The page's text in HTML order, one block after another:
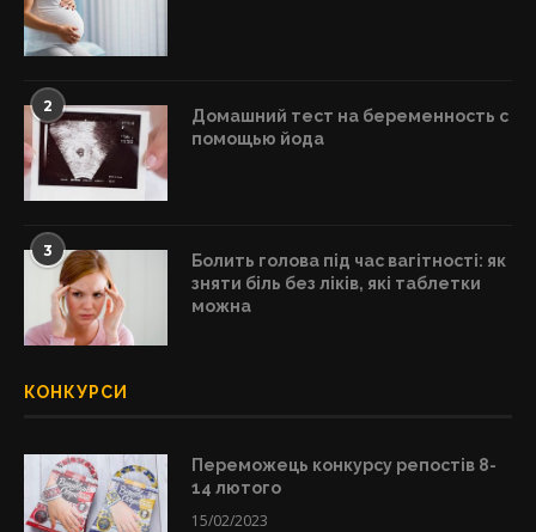
2
Домашний тест на беременность с
помощью йода
3
Болить голова під час вагітності: як
зняти біль без ліків, які таблетки
можна
КОНКУРСИ
Переможець конкурсу репостів 8-
14 лютого
15/02/2023